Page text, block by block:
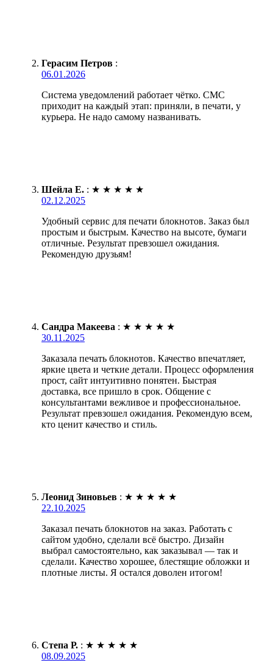
Герасим Петров :
06.01.2026
Система уведомлений работает чётко. СМС
приходит на каждый этап: приняли, в печати, у
курьера. Не надо самому названивать.
Шейла Е. : ★ ★ ★ ★ ★
02.12.2025
Удобный сервис для печати блокнотов. Заказ был
простым и быстрым. Качество на высоте, бумаги
отличные. Результат превзошел ожидания.
Рекомендую друзьям!
Сандра Макеева : ★ ★ ★ ★ ★
30.11.2025
Заказала печать блокнотов. Качество впечатляет,
яркие цвета и четкие детали. Процесс оформления
прост, сайт интуитивно понятен. Быстрая
доставка, все пришло в срок. Общение с
консультантами вежливое и профессиональное.
Результат превзошел ожидания. Рекомендую всем,
кто ценит качество и стиль.
Леонид Зиновьев : ★ ★ ★ ★ ★
22.10.2025
Заказал печать блокнотов на заказ. Работать с
сайтом удобно, сделали всё быстро. Дизайн
выбрал самостоятельно, как заказывал — так и
сделали. Качество хорошее, блестящие обложки и
плотные листы. Я остался доволен итогом!
Степа Р. : ★ ★ ★ ★ ★
08.09.2025